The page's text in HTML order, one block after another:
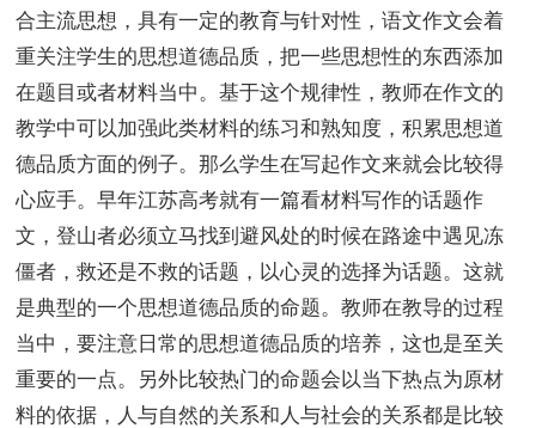
合主流思想，具有一定的教育与针对性，语文作文会着
重关注学生的思想道德品质，把一些思想性的东西添加
在题目或者材料当中。基于这个规律性，教师在作文的
教学中可以加强此类材料的练习和熟知度，积累思想道
德品质方面的例子。那么学生在写起作文来就会比较得
心应手。早年江苏高考就有一篇看材料写作的话题作
文，登山者必须立马找到避风处的时候在路途中遇见冻
僵者，救还是不救的话题，以心灵的选择为话题。这就
是典型的一个思想道德品质的命题。教师在教导的过程
当中，要注意日常的思想道德品质的培养，这也是至关
重要的一点。另外比较热门的命题会以当下热点为原材
料的依据，人与自然的关系和人与社会的关系都是比较